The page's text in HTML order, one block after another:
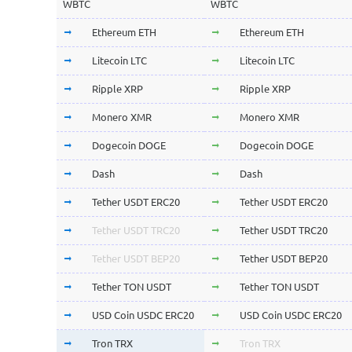
WBTC WBTC
Ethereum ETH Ethereum ETH
Litecoin LTC Litecoin LTC
Ripple XRP Ripple XRP
Monero XMR Monero XMR
Dogecoin DOGE Dogecoin DOGE
Dash Dash
Tether USDT ERC20 Tether USDT ERC20
Tether USDT TRC20 Tether USDT TRC20
Tether USDT BEP20 Tether USDT BEP20
Tether TON USDT Tether TON USDT
USD Coin USDC ERC20 USD Coin USDC ERC20
Tron TRX Tron TRX